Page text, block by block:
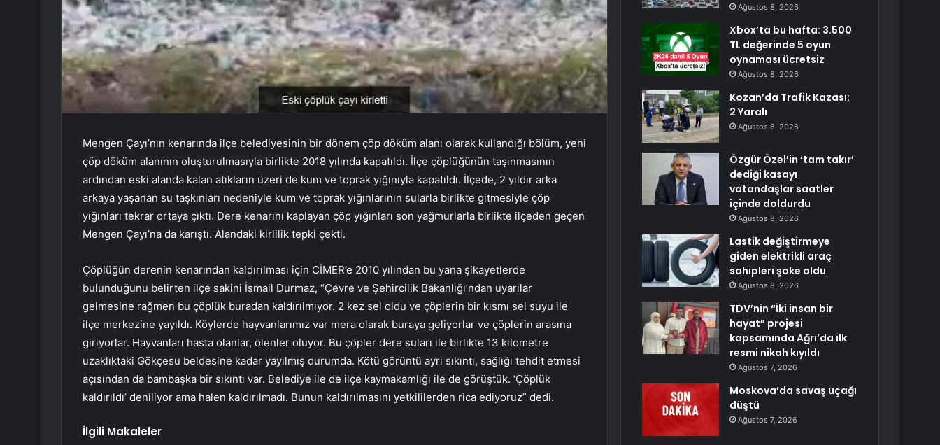
Mengen Çayı’nın kenarında ilçe belediyesinin bir dönem çöp döküm alanı olarak kullandığı bölüm, yeni
çöp döküm alanının oluşturulmasıyla birlikte 2018 yılında kapatıldı. İlçe çöplüğünün taşınmasının
ardından eski alanda kalan atıkların üzeri de kum ve toprak yığınıyla kapatıldı. İlçede, 2 yıldır arka
arkaya yaşanan su taşkınları nedeniyle kum ve toprak yığınlarının sularla birlikte gitmesiyle çöp
yığınları tekrar ortaya çıktı. Dere kenarını kaplayan çöp yığınları son yağmurlarla birlikte ilçeden geçen
Mengen Çayı’na da karıştı. Alandaki kirlilik tepki çekti.
Çöplüğün derenin kenarından kaldırılması için CİMER’e 2010 yılından bu yana şikayetlerde
bulunduğunu belirten ilçe sakini İsmail Durmaz, “Çevre ve Şehircilik Bakanlığı’ndan uyarılar
gelmesine rağmen bu çöplük buradan kaldırılmıyor. 2 kez sel oldu ve çöplerin bir kısmı sel suyu ile
ilçe merkezine yayıldı. Köylerde hayvanlarımız var mera olarak buraya geliyorlar ve çöplerin arasına
giriyorlar. Hayvanları hasta olanlar, ölenler oluyor. Bu çöpler dere suları ile birlikte 13 kilometre
uzaklıktaki Gökçesu beldesine kadar yayılmış durumda. Kötü görüntü ayrı sıkıntı, sağlığı tehdit etmesi
açısından da bambaşka bir sıkıntı var. Belediye ile de ilçe kaymakamlığı ile de görüştük. ‘Çöplük
kaldırıldı’ deniliyor ama halen kaldırılmadı. Bunun kaldırılmasını yetkililerden rica ediyoruz” dedi.
İlgili Makaleler
Ağustos 8, 2026
Xbox’ta bu hafta: 3.500
TL değerinde 5 oyun
oynaması ücretsiz
Ağustos 8, 2026
Kozan’da Trafik Kazası:
2 Yaralı
Ağustos 8, 2026
Özgür Özel’in ‘tam takır’
dediği kasayı
vatandaşlar saatler
içinde doldurdu
Ağustos 8, 2026
Lastik değiştirmeye
giden elektrikli araç
sahipleri şoke oldu
Ağustos 8, 2026
TDV’nin “İki insan bir
hayat” projesi
kapsamında Ağrı’da ilk
resmi nikah kıyıldı
Ağustos 7, 2026
Moskova’da savaş uçağı
düştü
Ağustos 7, 2026